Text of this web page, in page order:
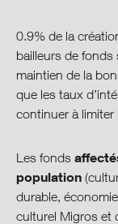
0.9% de la
bailleurs de fonds
maintien de la
que les taux
continuer à limiter
Les fonds
population
durable,
culturel Migros et